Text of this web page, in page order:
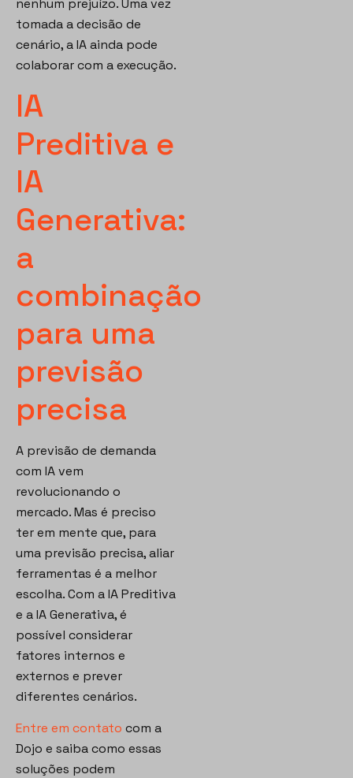
nenhum prejuízo. Uma vez
tomada a decisão de
cenário, a IA ainda pode
colaborar com a execução.
IA
Preditiva e
IA
Generativa:
a
combinação
para uma
previsão
precisa
A previsão de demanda
com IA vem
revolucionando o
mercado. Mas é preciso
ter em mente que, para
uma previsão precisa, aliar
ferramentas é a melhor
escolha. Com a IA Preditiva
e a IA Generativa, é
possível considerar
fatores internos e
externos e prever
diferentes cenários.
Entre em contato com a
Dojo e saiba como essas
soluções podem